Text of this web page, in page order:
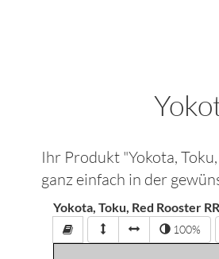
Ihr Produkt "Yokota,
ganz einfach in der
Yokota, Toku, Red Rooster
100%